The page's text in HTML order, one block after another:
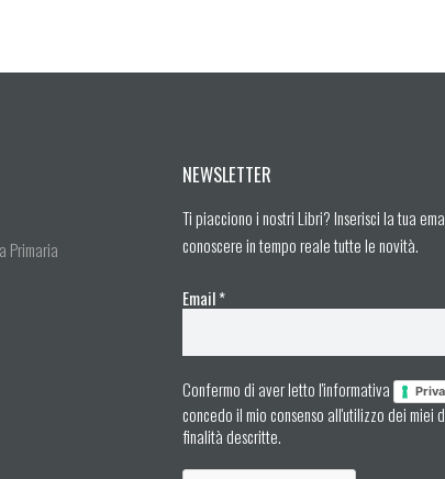
Primaria
NEWSLETTER
Ti piacciono i nostri Libri? Inserisci la tua
conoscere in tempo reale tutte le novità.
Email*
Confermo di aver letto l'informativa
concedo il mio consenso all'utilizzo dei miei
finalità descritte.